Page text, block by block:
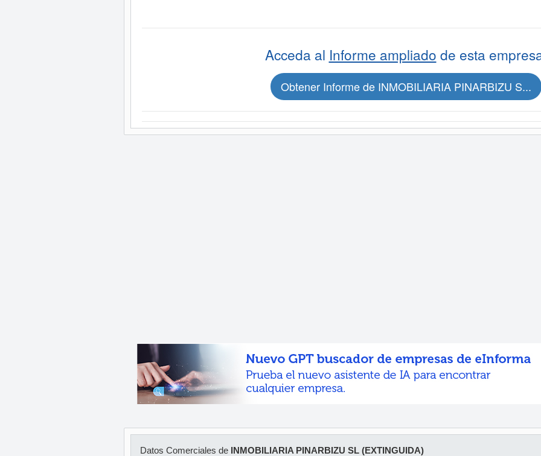
Acceda al Informe ampliado de esta
Obtener Informe de INMOBILIARIA PINARBIZU S...
Datos Comerciales de INMOBILIARIA PINARBIZU SL (EXTINGUIDA)